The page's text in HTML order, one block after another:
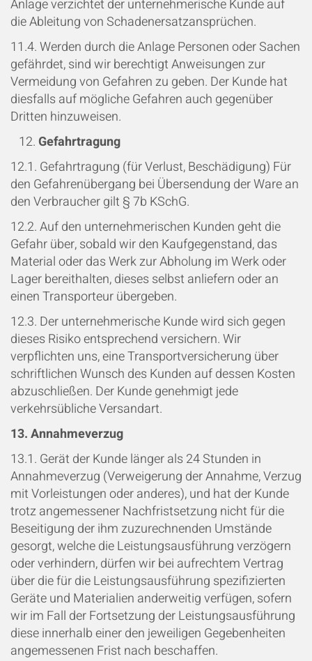
Anlage verzichtet der unternehmerische Kunde auf
die Ableitung von Schadenersatzansprüchen.
11.4. Werden durch die Anlage Personen oder Sachen
gefährdet, sind wir berechtigt Anweisungen zur
Vermeidung von Gefahren zu geben. Der Kunde hat
diesfalls auf mögliche Gefahren auch gegenüber
Dritten hinzuweisen.
Gefahrtragung
12.1. Gefahrtragung (für Verlust, Beschädigung) Für
den Gefahrenübergang bei Übersendung der Ware an
den Verbraucher gilt § 7b KSchG.
12.2. Auf den unternehmerischen Kunden geht die
Gefahr über, sobald wir den Kaufgegenstand, das
Material oder das Werk zur Abholung im Werk oder
Lager bereithalten, dieses selbst anliefern oder an
einen Transporteur übergeben.
12.3. Der unternehmerische Kunde wird sich gegen
dieses Risiko entsprechend versichern. Wir
verpflichten uns, eine Transportversicherung über
schriftlichen Wunsch des Kunden auf dessen Kosten
abzuschließen. Der Kunde genehmigt jede
verkehrsübliche Versandart.
13. Annahmeverzug
13.1. Gerät der Kunde länger als 24 Stunden in
Annahmeverzug (Verweigerung der Annahme, Verzug
mit Vorleistungen oder anderes), und hat der Kunde
trotz angemessener Nachfristsetzung nicht für die
Beseitigung der ihm zuzurechnenden Umstände
gesorgt, welche die Leistungsausführung verzögern
oder verhindern, dürfen wir bei aufrechtem Vertrag
über die für die Leistungsausführung spezifizierten
Geräte und Materialien anderweitig verfügen, sofern
wir im Fall der Fortsetzung der Leistungsausführung
diese innerhalb einer den jeweiligen Gegebenheiten
angemessenen Frist nach beschaffen.